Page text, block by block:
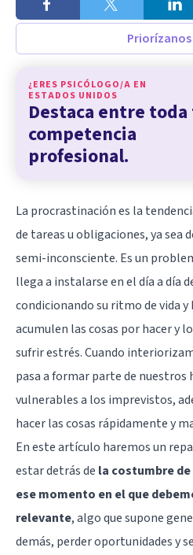
Priorízanos
¿ERES PSICÓLOGO/A EN
ESTADOS UNIDOS
Destaca entre
competencia
profesional.
La procrastinación es la
de tareas u obligaciones, ya sea
semi-inconsciente. Es un
llega a instalarse en el día a día
condicionando su ritmo de vida y
acumulen las cosas por hacer y
sufrir estrés. Cuando
pasa a formar parte de nuestros
vulnerables a los imprevistos,
hacer las cosas rápidamente y
En este artículo haremos un
estar detrás de la costumbre
ese momento en el que
relevante, algo que supone
demás, perder oportunidades y